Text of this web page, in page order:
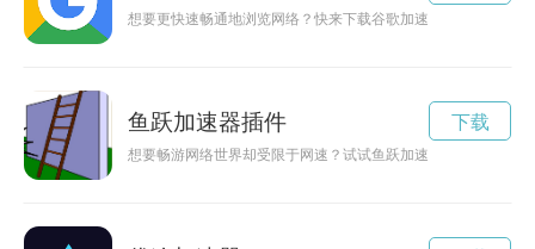
想要更快速畅通地浏览网络？快来下载谷歌加速器！通过加速
鱼跃加速器插件
想要畅游网络世界却受限于网速？试试鱼跃加速器app，让您畅
下载